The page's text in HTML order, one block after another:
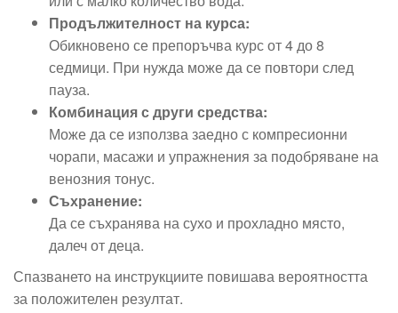
Продължителност на курса:
Обикновено се препоръчва курс от 4 до 8
седмици. При нужда може да се повтори след
пауза.
Комбинация с други средства:
Може да се използва заедно с компресионни
чорапи, масажи и упражнения за подобряване на
венозния тонус.
Съхранение:
Да се съхранява на сухо и прохладно място,
далеч от деца.
Спазването на инструкциите повишава вероятността
за положителен резултат.